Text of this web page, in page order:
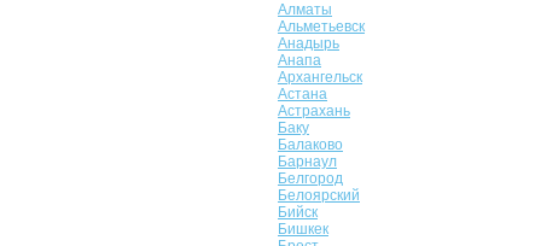
Алматы
Альметьевск
Анадырь
Анапа
Архангельск
Астана
Астрахань
Баку
Балаково
Барнаул
Белгород
Белоярский
Бийск
Бишкек